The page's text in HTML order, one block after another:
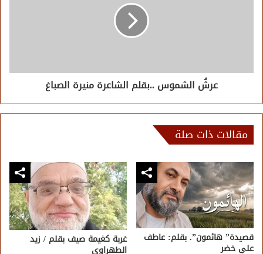
عرشُ الشموس ..بقلم الشاعرة منيرة الصباغ
مقالات ذات صلة
قصيدة” هائمون”. بقلم: عاطف
علي خضر
غربة كغيمة صيف بقلم / زيد
الطهراوي